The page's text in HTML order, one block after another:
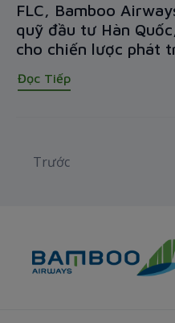
FLC, Bamboo
quỹ đầu tư Hàn
cho chiến lược phát
Đọc Tiếp
Trước